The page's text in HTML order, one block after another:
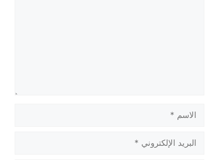
الاسم
البريد
الإلكتروني